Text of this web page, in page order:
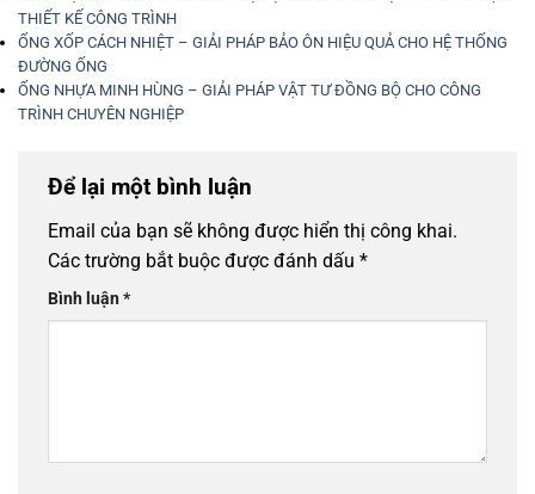
THIẾT KẾ CÔNG TRÌNH
ỐNG XỐP CÁCH NHIỆT – GIẢI PHÁP BẢO ÔN HIỆU QUẢ CHO HỆ THỐNG
ĐƯỜNG ỐNG
ỐNG NHỰA MINH HÙNG – GIẢI PHÁP VẬT TƯ ĐỒNG BỘ CHO CÔNG
TRÌNH CHUYÊN NGHIỆP
Để lại một bình luận
Email của bạn sẽ không được hiển thị công khai.
Các trường bắt buộc được đánh dấu *
Bình luận *